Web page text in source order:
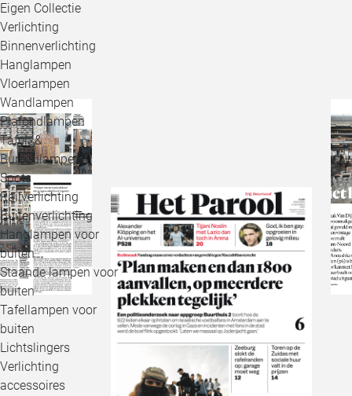
Eigen Collectie
Verlichting
Binnenverlichting
Hanglampen
Vloerlampen
Wandlampen
Plafondlampen
Tafel- &
Bureaulampen
Spots
Railverlichting
Buitenverlichting
Hanglampen voor
buiten
Staande lampen voor
buiten
Tafellampen voor
buiten
Lichtslingers
Verlichting
accessoires